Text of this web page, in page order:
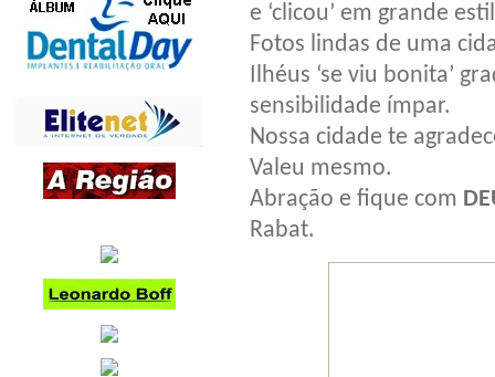
e ‘clicou’ em grande
Fotos lindas de uma
Ilhéus ‘se viu bonita’
sensibilidade ímpar.
Nossa cidade te
Valeu mesmo.
Abração e fique com
Rabat.